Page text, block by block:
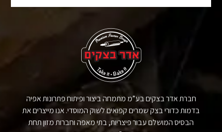
חברת אדר בצקים בע”מ מתמחה ביצור ופיתוח פתרונות אפיה
בדמות כדורי בצק שמרים קפואים לשוק המוסדי. אנו מייצרים את
הבסיס המושלם עבור פיצריות, בתי מאפה וחברות מזון תחת